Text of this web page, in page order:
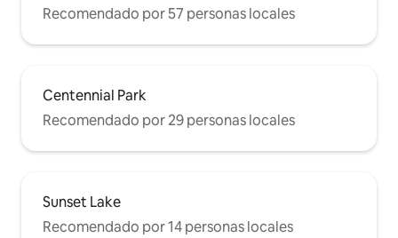
Recomendado por 57 personas locales
Centennial Park
Recomendado por 29 personas locales
Sunset Lake
Recomendado por 14 personas locales